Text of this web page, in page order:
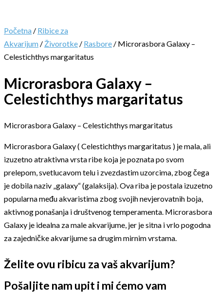
Početna / Ribice za
Akvarijum / Živorotke / Rasbore / Microrasbora Galaxy –
Celestichthys margaritatus
Microrasbora Galaxy –
Celestichthys margaritatus
Microrasbora Galaxy – Celestichthys margaritatus
Microrasbora Galaxy ( Celestichthys margaritatus ) je mala, ali
izuzetno atraktivna vrsta ribe koja je poznata po svom
prelepom, svetlucavom telu i zvezdastim uzorcima, zbog čega
je dobila naziv „galaxy“ (galaksija). Ova riba je postala izuzetno
popularna među akvaristima zbog svojih nevjerovatnih boja,
aktivnog ponašanja i društvenog temperamenta. Microrasbora
Galaxy je idealna za male akvarijume, jer je sitna i vrlo pogodna
za zajedničke akvarijume sa drugim mirnim vrstama.
Želite ovu ribicu za vaš akvarijum?
Pošaljite nam upit i mi ćemo vam